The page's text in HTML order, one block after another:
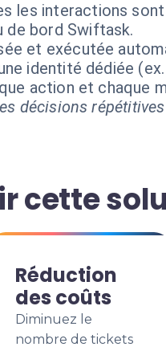
les interactions
de bord Swiftask.
et exécutée
identité dédiée (ex.
action et chaque
décisions
cette
Réduction
des coûts
Diminuez le
nombre de tickets